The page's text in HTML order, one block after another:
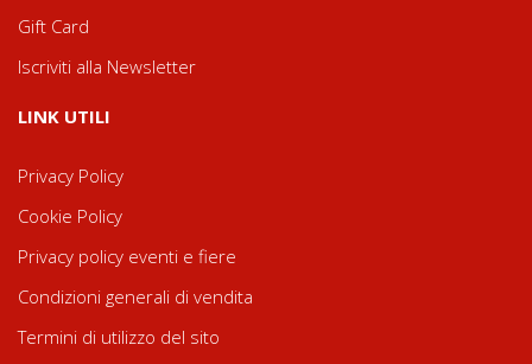
Gift Card
Iscriviti alla Newsletter
LINK UTILI
Privacy Policy
Cookie Policy
Privacy policy eventi e fiere
Condizioni generali di vendita
Termini di utilizzo del sito